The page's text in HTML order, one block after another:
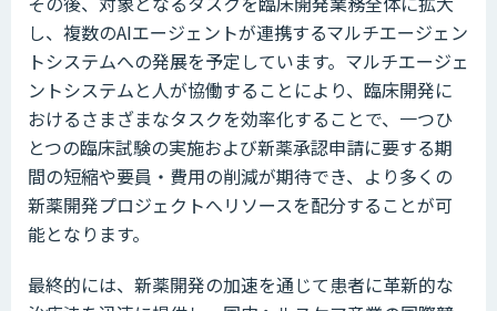
し、複数のAIエージェントが連携するマルチエージェン
トシステムへの発展を予定しています。マルチエージェ
ントシステムと人が協働することにより、臨床開発に
おけるさまざまなタスクを効率化することで、一つひ
とつの臨床試験の実施および新薬承認申請に要する期
間の短縮や要員・費用の削減が期待でき、より多くの
新薬開発プロジェクトへリソースを配分することが可
能となります。
最終的には、新薬開発の加速を通じて患者に革新的な